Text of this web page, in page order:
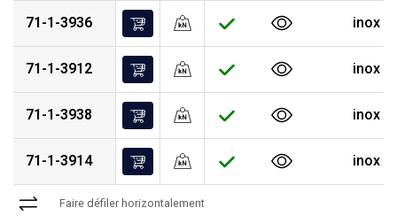
71-1-3936 inox
71-1-3912 inox
71-1-3938 inox
71-1-3914 inox
Faire défiler horizontalement